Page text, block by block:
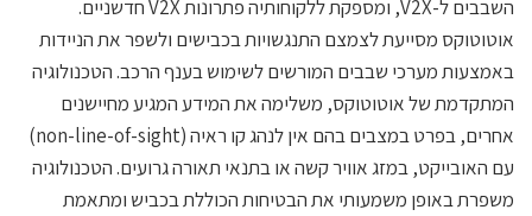
השבבים ל-V2X, ומספקת ללקוחותיה פתרונות V2X חדשניים.
מסייעת לצמצם התנגשויות בכבישים ולשפר את הניידות
מערכי שבבים המורשים לשימוש בענף הרכב. הטכנולוגיה
של אוטוטוקס, משלימה את המידע המגיע מחיישנים
אחרים, בפרט במצבים בהם אין לנהג קו ראיה (non-line-of-sight)
האובייקט, במזג אוויר קשה או בתנאי תאורה גרועים. הטכנולוגיה
באופן משמעותי את הבטיחות הכוללת בכביש ומתאמת